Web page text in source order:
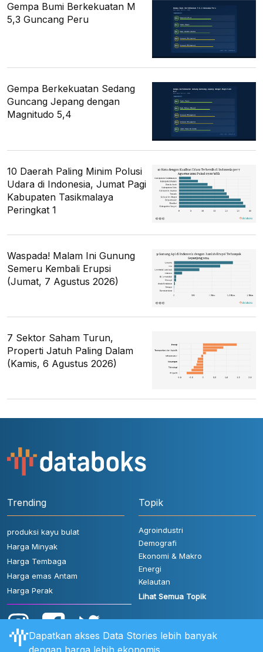
Gempa Bumi Berkekuatan M
5,3 Guncang Peru
Gempa Berkekuatan Sedang
Guncang Jepang dengan
Magnitudo 5,4
10 Daerah Paling Minim Polusi
Udara di Indonesia, Jumat Pagi
Kabupaten Tasikmalaya
Peringkat 1
Waspada! Malam Ini Gunung
Semeru Kembali Erupsi
(Jumat, 7 Agustus 2026)
7 Sektor Saham Turun,
Properti Jatuh Paling Dalam
(Kamis, 6 Agustus 2026)
Trending
produksi kayu bulat
Harga Minyak
Harga Tembaga
Harga emas Antam
Harga Perak
Topik
Agroindustri
Demografi
Ekonomi & Makro
Energi
Kelautan
Lihat Semua Topik
Dapatkan akses Data Stories lebih banyak
dengan harga lebih ekonomis.